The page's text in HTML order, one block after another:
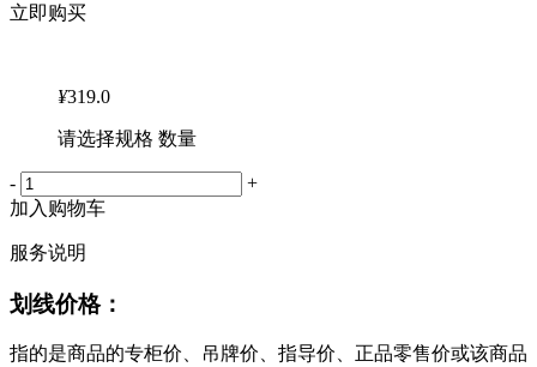
立即购买
¥319.0
请选择规格 数量
-
+
加入购物车
服务说明
划线价格：
指的是商品的专柜价、吊牌价、指导价、正品零售价或该商品